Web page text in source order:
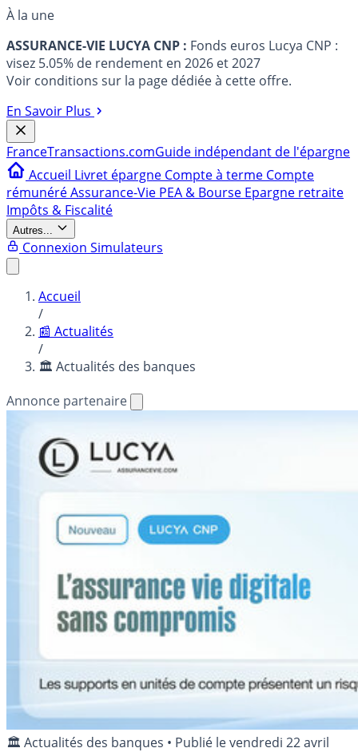
À la une
ASSURANCE-VIE LUCYA CNP : Fonds euros Lucya CNP :
visez 5.05% de rendement en 2026 et 2027
Voir conditions sur la page dédiée à cette offre.
En Savoir Plus
FranceTransactions.comGuide indépendant de l'épargne
Accueil Livret épargne Compte à terme Compte
rémunéréAssurance-Vie PEA & Bourse Epargne retraite
Impôts & Fiscalité
Autres...
Connexion Simulateurs
Accueil
/
📰 Actualités
/
🏛️ Actualités des banques
Annonce partenaire
🏛️ Actualités des banques • Publié levendredi 22 avril